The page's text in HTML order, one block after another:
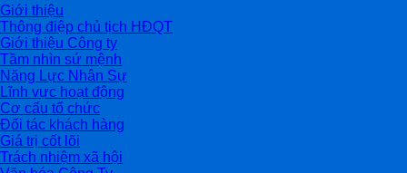
Giới thiệu
Thông điệp chủ tịch HĐQT
Giới thiệu Công ty
Tầm nhìn sứ mệnh
Năng Lực Nhân Sự
Lĩnh vực hoạt động
Cơ cấu tổ chức
Đối tác khách hàng
Giá trị cốt lõi
Trách nhiệm xã hội